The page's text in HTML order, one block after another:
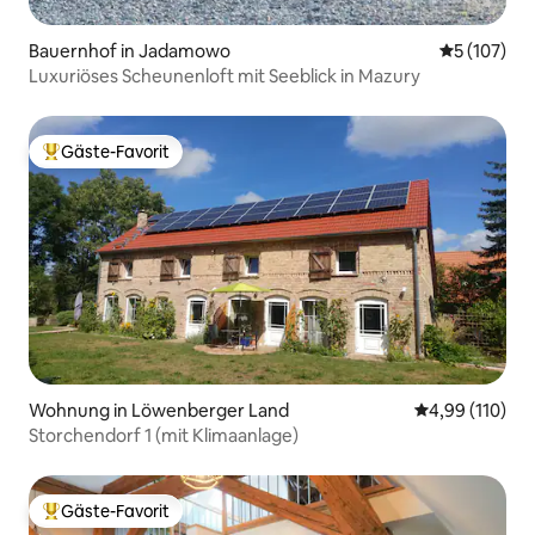
Bauernhof in Jadamowo
5 (107)
Luxuriöses Scheunenloft mit Seeblick in Mazury
Beliebter Gäste-Favorit.
Gäste-Favorit
Wohnung in Löwenberger Land
4,99 (110)
Storchendorf 1 (mit Klimaanlage)
Beliebter Gäste-Favorit.
Gäste-Favorit